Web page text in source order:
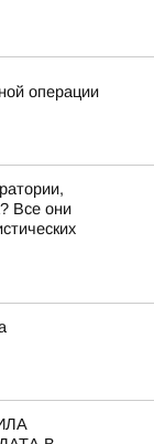
операции
Все они